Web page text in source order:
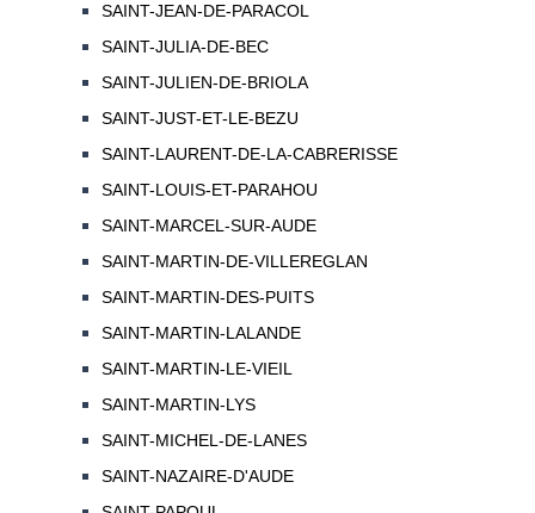
SAINT-JEAN-DE-PARACOL
SAINT-JULIA-DE-BEC
SAINT-JULIEN-DE-BRIOLA
SAINT-JUST-ET-LE-BEZU
SAINT-LAURENT-DE-LA-CABRERISSE
SAINT-LOUIS-ET-PARAHOU
SAINT-MARCEL-SUR-AUDE
SAINT-MARTIN-DE-VILLEREGLAN
SAINT-MARTIN-DES-PUITS
SAINT-MARTIN-LALANDE
SAINT-MARTIN-LE-VIEIL
SAINT-MARTIN-LYS
SAINT-MICHEL-DE-LANES
SAINT-NAZAIRE-D'AUDE